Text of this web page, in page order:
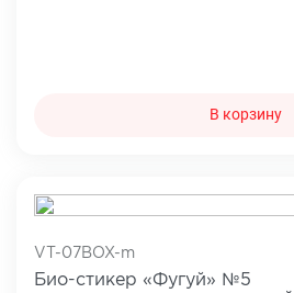
В корзину
VT-07BOX-m
Био-стикер «Фугуй» №5